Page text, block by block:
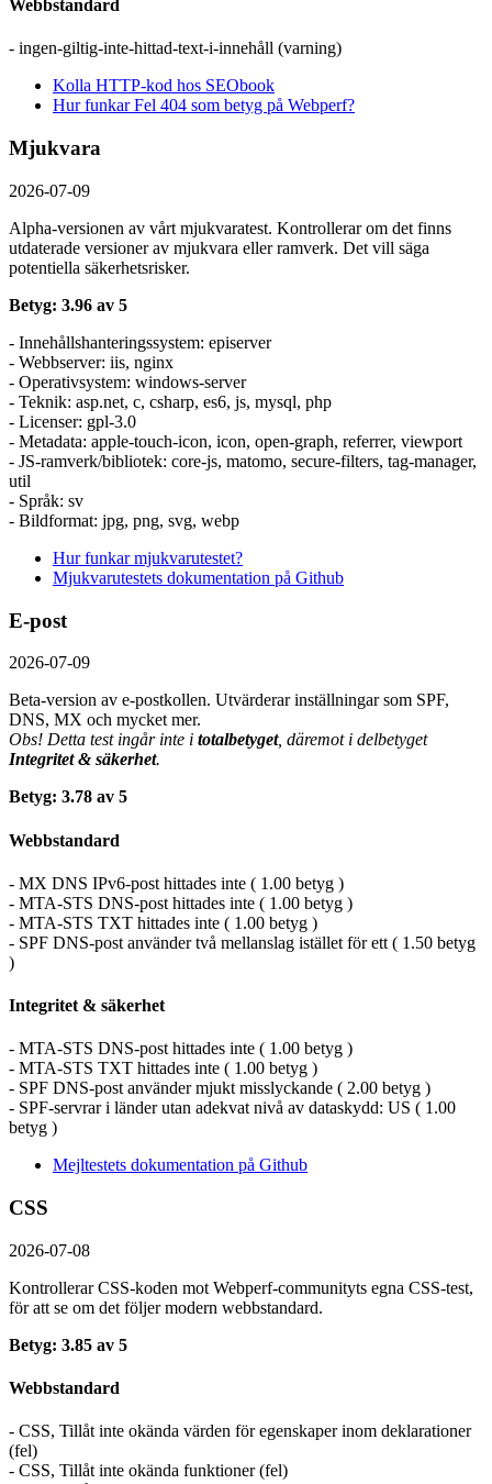
Webbstandard
- ingen-giltig-inte-hittad-text-i-innehåll (varning)
Kolla HTTP-kod hos SEObook
Hur funkar Fel 404 som betyg på Webperf?
Mjukvara
2026-07-09
Alpha-versionen av vårt mjukvaratest. Kontrollerar om det finns
utdaterade versioner av mjukvara eller ramverk. Det vill säga
potentiella säkerhetsrisker.
Betyg: 3.96 av 5
- Innehållshanteringssystem: episerver
- Webbserver: iis, nginx
- Operativsystem: windows-server
- Teknik: asp.net, c, csharp, es6, js, mysql, php
- Licenser: gpl-3.0
- Metadata: apple-touch-icon, icon, open-graph, referrer, viewport
- JS-ramverk/bibliotek: core-js, matomo, secure-filters, tag-manager,
util
- Språk: sv
- Bildformat: jpg, png, svg, webp
Hur funkar mjukvarutestet?
Mjukvarutestets dokumentation på Github
E-post
2026-07-09
Beta-version av e-postkollen. Utvärderar inställningar som SPF,
DNS, MX och mycket mer.
Obs! Detta test ingår inte i totalbetyget, däremot i delbetyget
Integritet & säkerhet.
Betyg: 3.78 av 5
Webbstandard
- MX DNS IPv6-post hittades inte ( 1.00 betyg )
- MTA-STS DNS-post hittades inte ( 1.00 betyg )
- MTA-STS TXT hittades inte ( 1.00 betyg )
- SPF DNS-post använder två mellanslag istället för ett ( 1.50 betyg
)
Integritet & säkerhet
- MTA-STS DNS-post hittades inte ( 1.00 betyg )
- MTA-STS TXT hittades inte ( 1.00 betyg )
- SPF DNS-post använder mjukt misslyckande ( 2.00 betyg )
- SPF-servrar i länder utan adekvat nivå av dataskydd: US ( 1.00
betyg )
Mejltestets dokumentation på Github
CSS
2026-07-08
Kontrollerar CSS-koden mot Webperf-communityts egna CSS-test,
för att se om det följer modern webbstandard.
Betyg: 3.85 av 5
Webbstandard
- CSS, Tillåt inte okända värden för egenskaper inom deklarationer
(fel)
- CSS, Tillåt inte okända funktioner (fel)